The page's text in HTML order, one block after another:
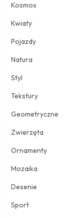
Kosmos
Kwiaty
Pojazdy
Natura
Styl
Tekstury
Geometryczne
Zwierzęta
Ornamenty
Mozaika
Desenie
Sport